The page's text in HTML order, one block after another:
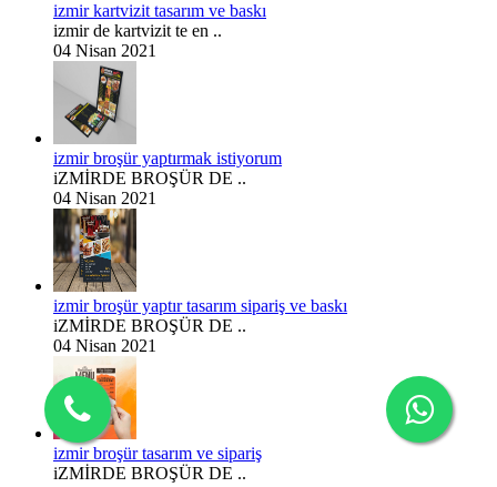
izmir kartvizit tasarım ve baskı
izmir de kartvizit te en ..
04 Nisan 2021
izmir broşür yaptırmak istiyorum
iZMİRDE BROŞÜR DE ..
04 Nisan 2021
izmir broşür yaptır tasarım sipariş ve baskı
iZMİRDE BROŞÜR DE ..
04 Nisan 2021
izmir broşür tasarım ve sipariş
iZMİRDE BROŞÜR DE ..